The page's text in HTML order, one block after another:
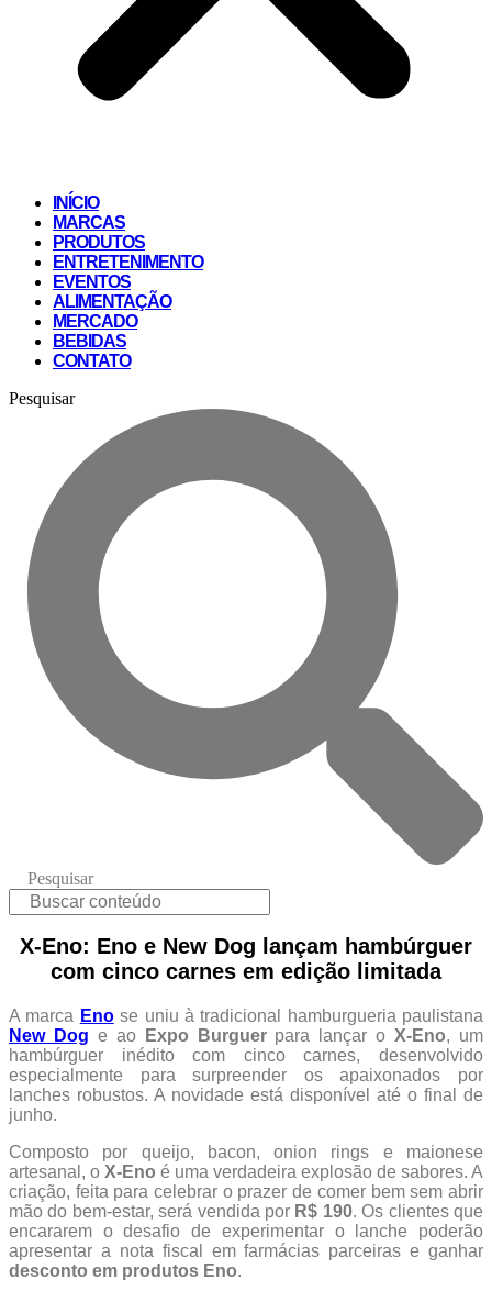
INÍCIO
MARCAS
PRODUTOS
ENTRETENIMENTO
EVENTOS
ALIMENTAÇÃO
MERCADO
BEBIDAS
CONTATO
Pesquisar
Pesquisar
X-Eno: Eno e New Dog lançam hambúrguer
com cinco carnes em edição limitada
A marca Enose uniu à tradicional hamburgueria paulistana
New Dog e ao Expo Burguerpara lançar oX-Eno, um
hambúrguer inédito com cinco carnes, desenvolvido
especialmente para surpreender os apaixonados por
lanches robustos. A novidade está disponível até o final de
junho.
Composto por queijo, bacon, onion rings e maionese
artesanal, o X-Eno é uma verdadeira explosão de sabores. A
criação, feita para celebrar o prazer de comer bem sem abrir
mão do bem-estar, será vendida por R$ 190. Os clientes que
encararem o desafio de experimentar o lanche poderão
apresentar a nota fiscal em farmácias parceiras e ganhar
desconto em produtos Eno.